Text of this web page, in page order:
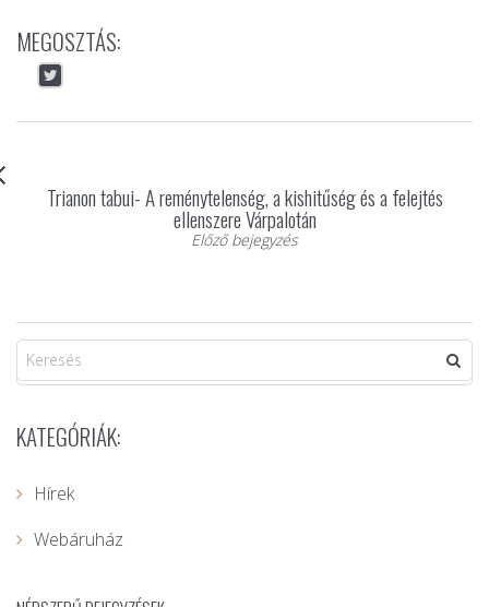
MEGOSZTÁS:
Trianon tabui- A reménytelenség, a kishitűség és a felejtés
ellenszere Várpalotán
Előző bejegyzés
KATEGÓRIÁK:
Hírek
Webáruház